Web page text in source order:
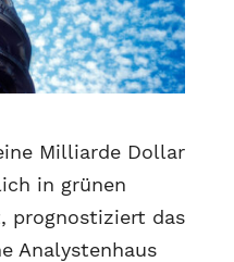
Milliarde Dollar
in grünen
prognostiziert das
Analystenhaus